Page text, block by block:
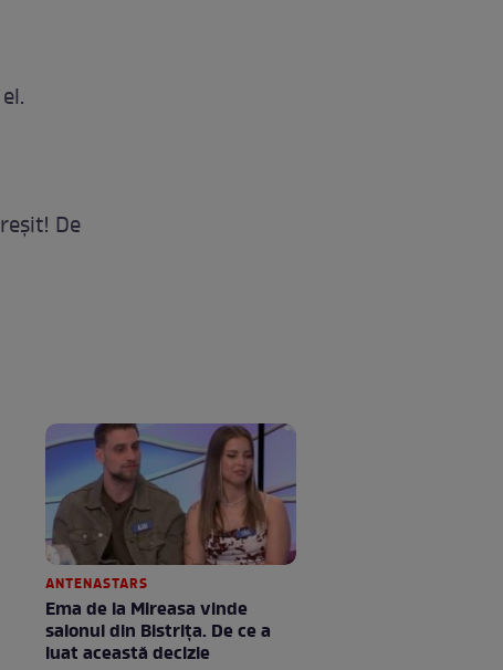
De
ANTENASTARS
Ema de la Mireasa vinde
salonul din Bistrița. De ce a
luat această decizie